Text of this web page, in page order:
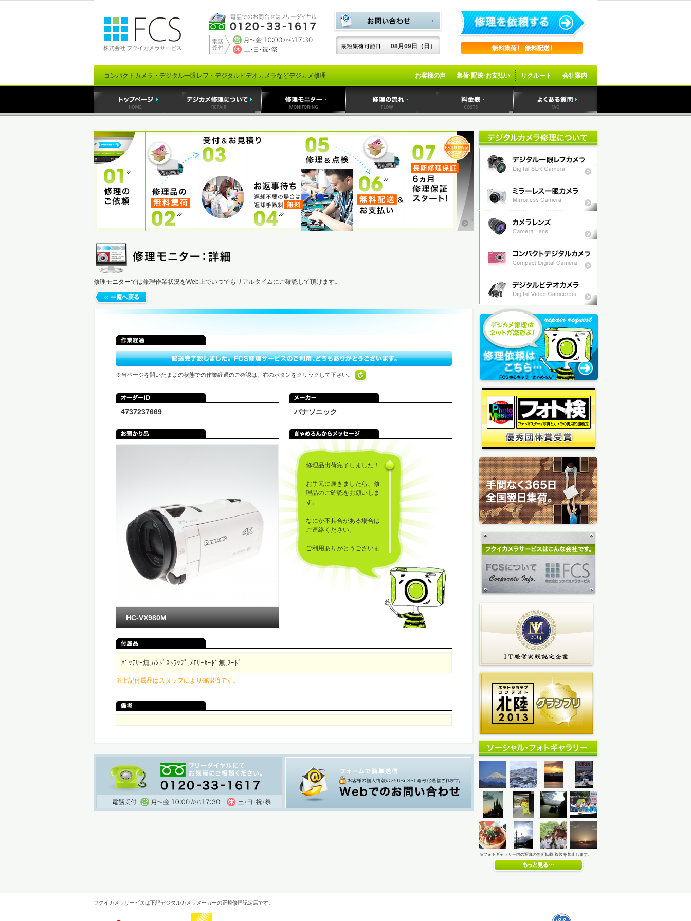
08月09日（日）
コンパクトカメラ・デジタル一眼レフ・デジタルビデオカメラなどデジカメ修理 会社案内
リクルート
集荷·配送·お支払い
お客様の声
修理モニターでは修理作業状況をWeb上でいつでもリアルタイムにご確認して頂けます。
※当ページを開いたままの状態での作業経過のご確認は、右のボタンをクリックして下さい。
4737237669 パナソニック
修理品出荷完了しました！
お手元に届きましたら、修
理品のご確認をお願いしま
す。
なにか不具合がある場合は
ご連絡ください。
ご利用ありがとうございま
HC-VX980M
ﾊﾞｯﾃﾘｰ無,ﾊﾝﾄﾞｽﾄﾗｯﾌﾟ,ﾒﾓﾘｰｶｰﾄﾞ無,ﾌｰﾄﾞ
※上記付属品はスタッフにより確認済です。
※フォトギャラリー内の写真の無断転載·複製を禁止します。
フクイカメラサービスは下記デジタルカメラメーカーの正規修理認定店です。